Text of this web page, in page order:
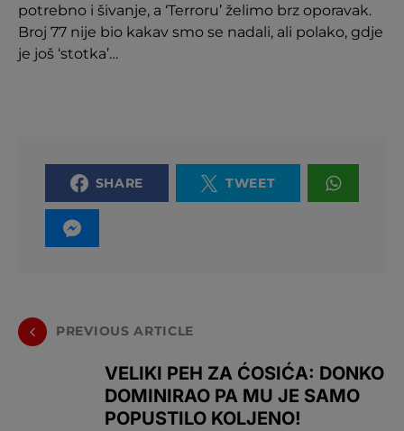
potrebno i šivanje, a ‘Terroru’ želimo brz oporavak.
Broj 77 nije bio kakav smo se nadali, ali polako, gdje
je još ‘stotka’…
SHARE TWEET
PREVIOUS ARTICLE
VELIKI PEH ZA ĆOSIĆA: DONKO
DOMINIRAO PA MU JE SAMO
POPUSTILO KOLJENO!